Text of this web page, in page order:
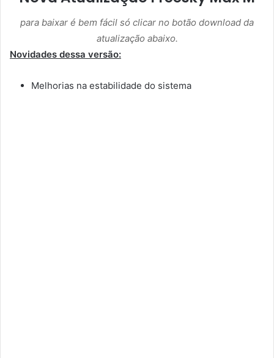
para baixar é bem fácil só clicar no botão download da
atualização abaixo.
Novidades dessa versão:
Melhorias na estabilidade do sistema